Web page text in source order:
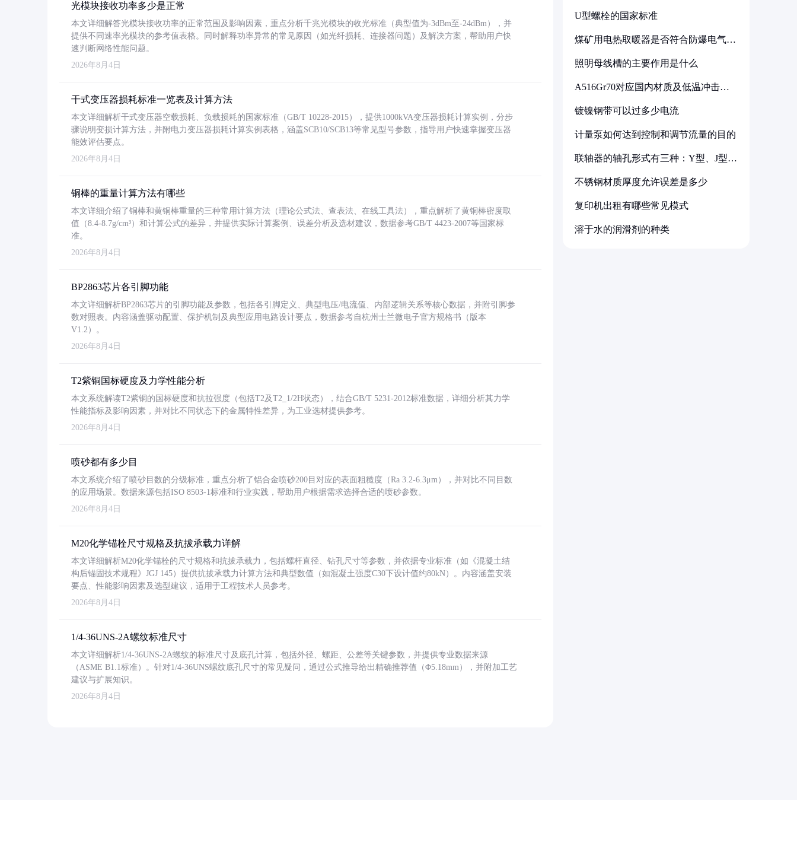
光模块接收功率多少是正常
本文详细解答光模块接收功率的正常范围及影响因素，重点分析千兆光模块的收光标准（典型值为-3dBm至-24dBm），并
提供不同速率光模块的参考值表格。同时解释功率异常的常见原因（如光纤损耗、连接器问题）及解决方案，帮助用户快
速判断网络性能问题。
2026年8月4日
干式变压器损耗标准一览表及计算方法
本文详细解析干式变压器空载损耗、负载损耗的国家标准（GB/T 10228-2015），提供1000kVA变压器损耗计算实例，分步
骤说明变损计算方法，并附电力变压器损耗计算实例表格，涵盖SCB10/SCB13等常见型号参数，指导用户快速掌握变压器
能效评估要点。
2026年8月4日
铜棒的重量计算方法有哪些
本文详细介绍了铜棒和黄铜棒重量的三种常用计算方法（理论公式法、查表法、在线工具法），重点解析了黄铜棒密度取
值（8.4-8.7g/cm³）和计算公式的差异，并提供实际计算案例、误差分析及选材建议，数据参考GB/T 4423-2007等国家标
准。
2026年8月4日
BP2863芯片各引脚功能
本文详细解析BP2863芯片的引脚功能及参数，包括各引脚定义、典型电压/电流值、内部逻辑关系等核心数据，并附引脚参
数对照表。内容涵盖驱动配置、保护机制及典型应用电路设计要点，数据参考自杭州士兰微电子官方规格书（版本
V1.2）。
2026年8月4日
T2紫铜国标硬度及力学性能分析
本文系统解读T2紫铜的国标硬度和抗拉强度（包括T2及T2_1/2H状态），结合GB/T 5231-2012标准数据，详细分析其力学
性能指标及影响因素，并对比不同状态下的金属特性差异，为工业选材提供参考。
2026年8月4日
喷砂都有多少目
本文系统介绍了喷砂目数的分级标准，重点分析了铝合金喷砂200目对应的表面粗糙度（Ra 3.2-6.3μm），并对比不同目数
的应用场景。数据来源包括ISO 8503-1标准和行业实践，帮助用户根据需求选择合适的喷砂参数。
2026年8月4日
M20化学锚栓尺寸规格及抗拔承载力详解
本文详细解析M20化学锚栓的尺寸规格和抗拔承载力，包括螺杆直径、钻孔尺寸等参数，并依据专业标准（如《混凝土结
构后锚固技术规程》JGJ 145）提供抗拔承载力计算方法和典型数值（如混凝土强度C30下设计值约80kN）。内容涵盖安装
要点、性能影响因素及选型建议，适用于工程技术人员参考。
2026年8月4日
1/4-36UNS-2A螺纹标准尺寸
本文详细解析1/4-36UNS-2A螺纹的标准尺寸及底孔计算，包括外径、螺距、公差等关键参数，并提供专业数据来源
（ASME B1.1标准）。针对1/4-36UNS螺纹底孔尺寸的常见疑问，通过公式推导给出精确推荐值（Φ5.18mm），并附加工艺
建议与扩展知识。
2026年8月4日
U型螺栓的国家标准
煤矿用电热取暖器是否符合防爆电气设
照明母线槽的主要作用是什么
A516Gr70对应国内材质及低温冲击要
镀镍钢带可以过多少电流
计量泵如何达到控制和调节流量的目的
联轴器的轴孔形式有三种：Y型、J型、
不锈钢材质厚度允许误差是多少
复印机出租有哪些常见模式
溶于水的润滑剂的种类